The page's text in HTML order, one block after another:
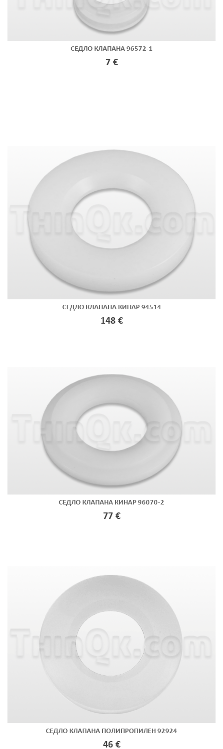
СЕДЛО КЛАПАНА 96572-1
7 €
СЕДЛО КЛАПАНА КИНАР 94514
148 €
СЕДЛО КЛАПАНА КИНАР 96070-2
77 €
СЕДЛО КЛАПАНА ПОЛИПРОПИЛЕН 92924
46 €